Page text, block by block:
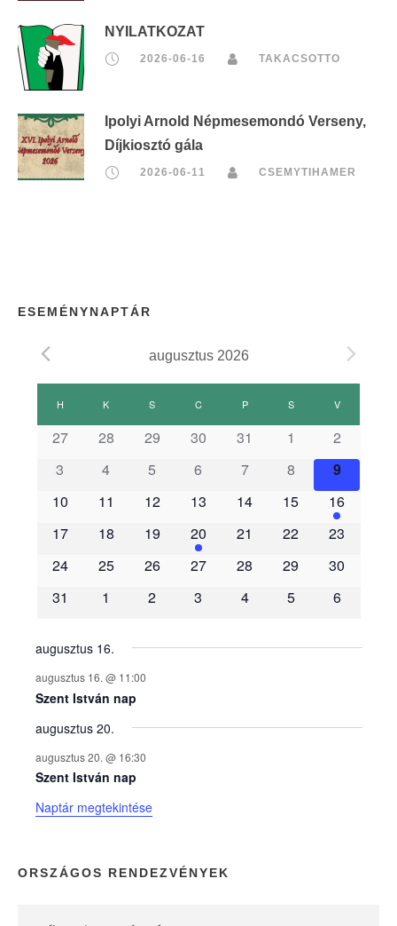
NYILATKOZAT
2026-06-16 TAKACSOTTO
Ipolyi Arnold Népmesemondó Verseny,
Díjkiosztó gála
2026-06-11 CSEMYTIHAMER
ESEMÉNYNAPTÁR
augusztus 2026
E
m
é
n
y
e
k
n
a
p
H K S CCSÜTÖRTÖK
PPÉNTEK SSZOMBAT
VVASÁRNAP
27 28 29 30 31 1
2
3
4 5 6 7 8
9
10
11 12 13 14 15
16
17
18 19 20 21 22
23
24
25 26 27 28 29
30
31
1 2 3 4 5 6
augusztus 16.
augusztus 16. @ 11:00
Szent István nap
augusztus 20.
augusztus 20. @ 16:30
Szent István nap
Naptár megtekintése
ORSZÁGOS RENDEZVÉNYEK